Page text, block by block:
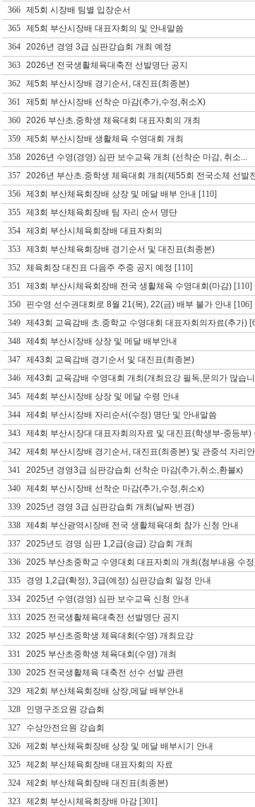
366 제5회 시장배 팀별 입장순서
365
제5회 부산시장배 대표자회의 및 안내말씀
364
2026년 경영 3급 심판강습회 개최 예정
363
2026년 전국생활체육대축전 선발명단 공지
362
제5회 부산시장배 경기순서, 대진표(최종본)
361
제5회 부산시장배 선착순 마감(추가,수정,취소X)
360
2026 부산초.중학생 체육대회 대표자회의 개최
359
제5회 부산시장배 생활체육 수영대회 개최
358
2026년 수영(경영) 심판 보수교육 개최 (선착순 마감, 취소...
357
2026년 부산초.중학생 체육대회 개최(제55회 전국소체 선발
356
제3회 부산체육회장배 상장 및 메달 배부 안내 [110]
355
제3회 부산체육회장배 팀 자리 순서 명단
354
제3회 부산시체육회장배 대표자회의
353
제3회 부산체육회장배 경기순서 및 대진표(최종본)
352
체육회장 대진표 다음주 주중 공지 예정 [110]
351
제3회 부산시체육회장배 전국 생활체육 수영대회(마감)[110]
350
핀수영 선수권대회로 8월 21(목), 22(금) 배부 불가 안내 [106]
349
제43회 교육감배 초.중학교 수영대회 대표자회의자료(추가)
348
제4회 부산시장배 상장 및 메달 배부안내
347
제43회 교육감배 경기순서 및 대진표(최종본)
346
제43회 교육감배 수영대회 개최(개최요강 필독,문의가 많습
345
제4회 부산시장배 상장 및 메달 수령 안내
344
제4회 부산시장배 자리순서(수정) 명단 및 안내말씀
343
제4회 부산시장대 대표자회의자료 및 대진표(학생부-중등부)
342
제4회 부산시장배 경기순서, 대진표(최종본) 및 관중석 자리
341
2025년 경영3급 심판강습회 선착순 마감(추가,취소,환불x)
340
제4회 부산시장배 선착순 마감(추가,수정,취소x)
339
2025년 경영 3급 심판강습회 개최(날짜 변경)
338
제4회 부산광역시장배 전국 생활체육대회 참가 신청 안내
337
2025년도 경영 심판 1,2급(승급) 강습회 개최
336
2025 부산초중학교 수영대회 대표자회의 개최(첨부내용 수
335
경영 1,2급(확정), 3급(예정) 심판강습회 일정 안내
334
2025년 수영(경영) 심판 보수교육 신청 안내
333
2025 전국생활체육대축전 선발명단 공지
332
2025 부산초중학생 체육대회(수영) 개최요강
331
2025 부산초중학생 체육대회(수영) 개최
330
2025 전국생활체육 대축전 선수 선발 관련
329
제2회 부산체육회장배 상장,메달 배부안내
328
인명구조요원 강습회
327
수상안전요원 강습회
326
제2회 부산체육회장배 상장 및 메달 배부시기 안내
325
제2회 부산체육회장배 대표자회의 자료
324
제2회 부산체육회장배 대진표(최종본)
323
제2회 부산시체육회장배 마감[301]